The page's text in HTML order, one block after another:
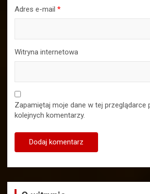
Adres e-mail *
Witryna internetowa
Zapamiętaj moje dane w tej przeglądarce
kolejnych komentarzy.